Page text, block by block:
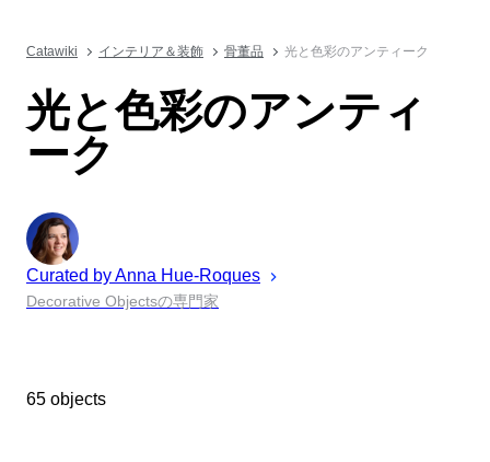
Catawiki インテリア＆装飾 骨董品 光と色彩のアンティーク
光と色彩のアンティ
ーク
Curated byAnna Hue-Roques
Decorative Objectsの専門家
65 objects